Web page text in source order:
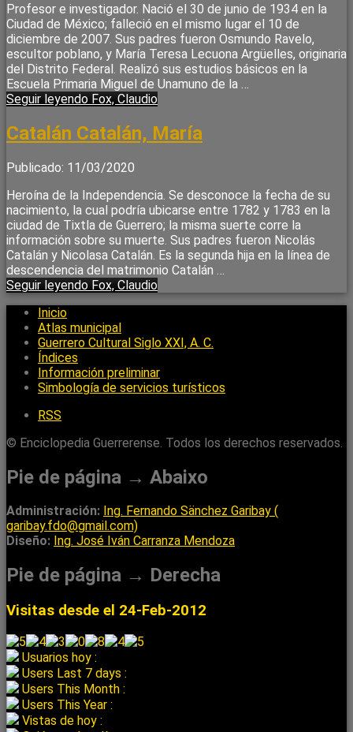
Profesor e investigador. Nació el 30 de junio de 1934 en la
Ciudad de México; falleció en el mismo lugar el 10 de
diciembre de 2007. Sus padres fueron Osmundo Ravelo,
escultor poblano, y María Teresa Lecuona Argüelles, originaria
del Distrito Federal. Realizó sus estudios básicos en la
Escuela Primaria Miguel de Unamuno de la …
Seguir leyendo Fox, Claudio
Catalán Catalán, María
Publicado: 11/03/2020
Heroína de la Independencia. Se desconoce la fecha de su
nacimiento, la cual podría ubicarse entre 1782 y 1783 en la
ciudad de Tixtla de Guerrero; la misma suerte corre la
información sobre su muerte. Sus padres fueron Nicolás
Catalán y Nicolasa Catalán. Es la segunda hija en la línea de
descendencia del matrimonio Catalán …
Seguir leyendo Fox, Claudio
Inicio
Atlas municipal
Guerrero Cultural Siglo XXI, A. C.
Índices
Información preliminar
Simbología de servicios turísticos
RSS
© Enciclopedia Guerrerense. Todos los derechos reservados.
Pie de página → Abaixo
Administración: Ing. Fernando Sänchez Garibay (
garibay.fdo@gmail.com)
Diseño: Ing. José Iván Carranza Mendoza
Pie de página → Derecha
Visitas desde el 24-Feb-2012
Usuarios hoy :
Users Last 7 days :
Users This Month :
Users This Year :
Vistas de hoy :